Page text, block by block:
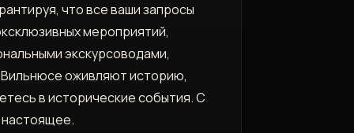
что все ваши запросы
мероприятий,
экскурсоводами,
оживляют историю,
в исторические события. С
настоящее.